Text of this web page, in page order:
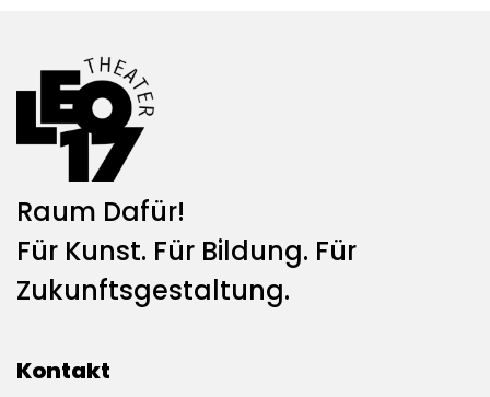
Raum Dafür!
Für Kunst. Für Bildung. Für
Zukunftsgestaltung.
Kontakt